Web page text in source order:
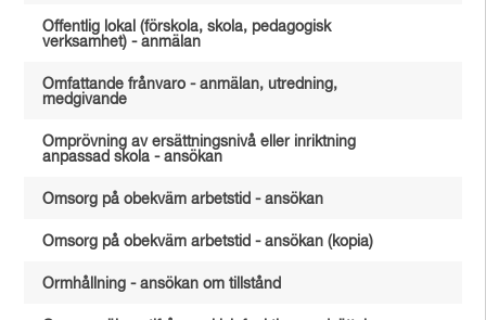
Offentlig lokal (förskola, skola, pedagogisk
verksamhet) - anmälan
Omfattande frånvaro - anmälan, utredning,
medgivande
Omprövning av ersättningsnivå eller inriktning
anpassad skola - ansökan
Omsorg på obekväm arbetstid - ansökan
Omsorg på obekväm arbetstid - ansökan (kopia)
Ormhållning - ansökan om tillstånd